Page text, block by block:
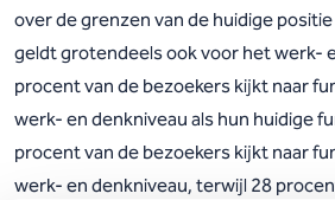
over de grenzen van de huidige
geldt grotendeels ook voor het werk-
procent van de bezoekers kijkt naar
werk- en denkniveau als hun huidige
procent van de bezoekers kijkt naar
werk- en denkniveau, terwijl 28